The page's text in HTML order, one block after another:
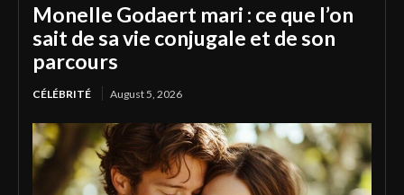
Monelle Godaert mari : ce que l’on
sait de sa vie conjugale et de son
parcours
CÉLÉBRITÉ August 5, 2026